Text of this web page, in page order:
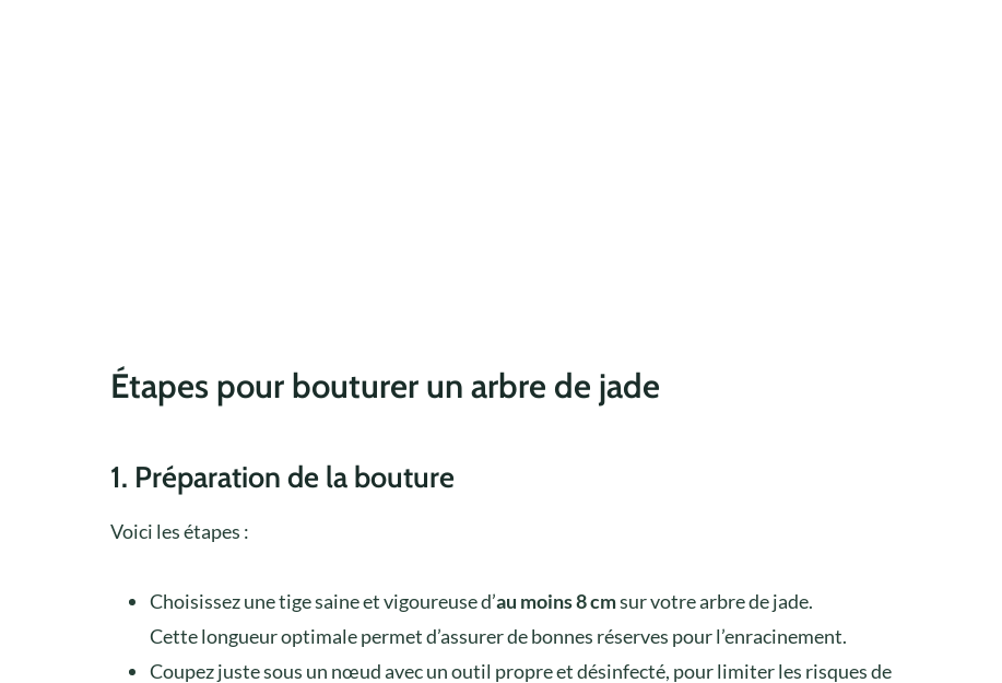
Étapes pour bouturer un arbre de jade
1. Préparation de la bouture
Voici les étapes :
Choisissez une tige saine et vigoureuse d’au moins 8 cmsur votre arbre de jade.
Cette longueur optimale permet d’assurer de bonnes réserves pour l’enracinement.
Coupez juste sous un nœud avec un outil propre et désinfecté, pour limiter les risques de